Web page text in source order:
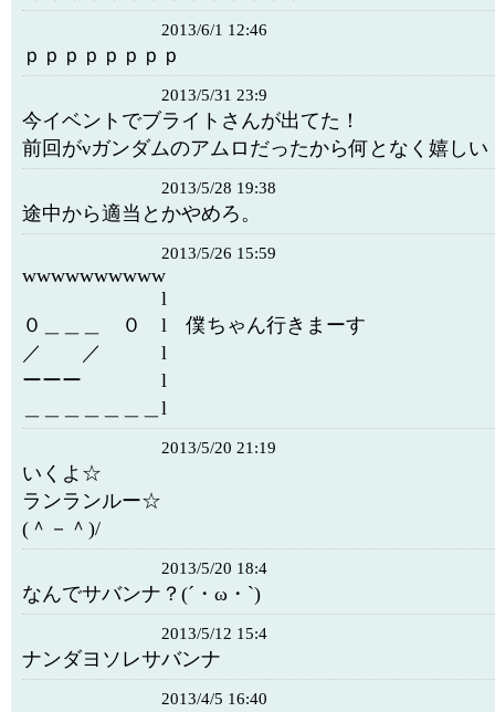
2013/6/1 12:46
ｐｐｐｐｐｐｐｐ
2013/5/31 23:9
今イベントでブライトさんが出てた！
前回がνガンダムのアムロだったから何となく嬉しい
2013/5/28 19:38
途中から適当とかやめろ。
2013/5/26 15:59
wwwwwwwwww
l
０＿＿＿ ０ l 僕ちゃん行きまーす
／ ／ l
ーーー l
＿＿＿＿＿＿＿l
2013/5/20 21:19
いくよ☆
ランランルー☆
(＾－＾)/
2013/5/20 18:4
なんでサバンナ？(´・ω・`)
2013/5/12 15:4
ナンダヨソレサバンナ
2013/4/5 16:40